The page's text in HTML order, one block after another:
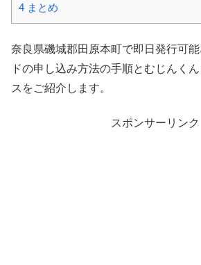
4 まとめ
奈良県磯城郡田原本町で即日発行可
ドの申し込み方法の手順とむじんく
スをご紹介します。
スポンサーリンク